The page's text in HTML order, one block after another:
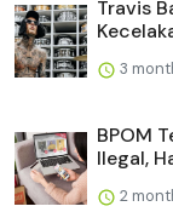
Travis
3
BPOM
Ilegal,
2